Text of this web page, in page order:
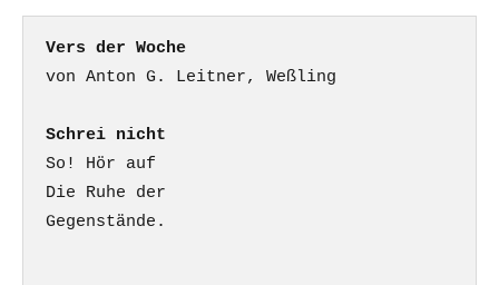
Vers der Woche
Schrei nicht
So! Hör auf
Die Ruhe der
Gegenstände.